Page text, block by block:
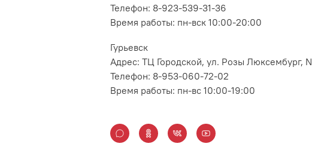
Телефон: 8-923-539-31-36
Время работы: пн-вск 10:00-20:00
Гурьевск
Адрес: ТЦ Городской, ул. Розы
Телефон: 8-953-060-72-02
Время работы: пн-вс 10:00-19:00